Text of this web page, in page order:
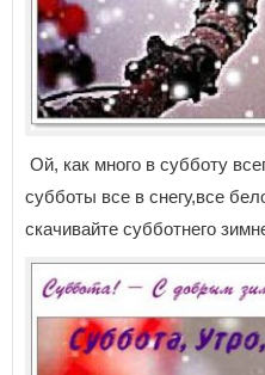
Ой, как много в субботу
субботы все в снегу,все
скачивайте субботнего